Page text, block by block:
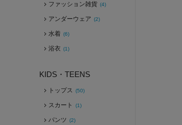
ファッション雑貨 (4)
アンダーウェア (2)
水着 (6)
浴衣 (1)
KIDS・TEENS
トップス (50)
スカート (1)
パンツ (2)